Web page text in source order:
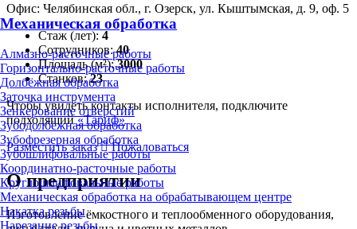
Механическая обработка
Алмазно-расточные работы
Горизонтально-расточные работы
Долбёжная обработка
Заточка инструмента
Зенкерование отверстий
Зубодолбёжная обработка
Зубофрезерная обработка
Зубошлифовальные работы
Координатно-расточные работы
Круглошлифовальные работы
Механическая обработка на обрабатывающем центре
Накатка резьбы
Нарезание резьбы
Офис: Челябинская обл., г. Озерск, ул. Кыштымская, д. 9, оф. 5
Стаж (лет): 4
Сотрудников:40
Площадь (м²):3000
Станков:23
Чтобы увидеть контакты исполнителя, подключите
подходящий«Тариф»
Разместить заказ
Пожаловаться
О предприятии
Изготовление ёмкостного и теплообменного оборудования,